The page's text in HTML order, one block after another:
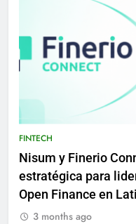
FINTECH
Nisum y Finerio
estratégica para
Open Finance en
3 months ago